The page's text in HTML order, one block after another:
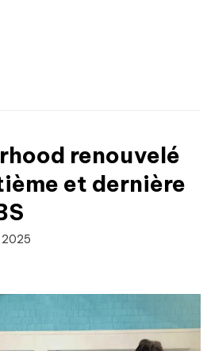
renouvelé
et dernière
2025